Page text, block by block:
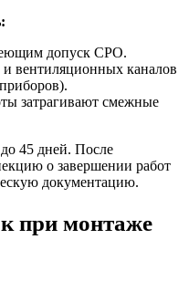
допуск СРО.
вентиляционных каналов
затрагивают смежные
45 дней. После
о завершении работ
документацию.
при монтаже